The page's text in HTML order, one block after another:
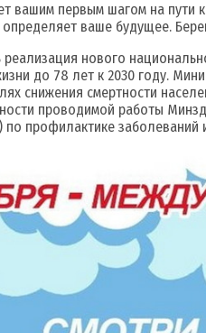
вашим первым шагом на пути
ваше будущее.
реализация нового
до 78 лет к 2030 году.
снижения смертности
проводимой работы
по профилактике